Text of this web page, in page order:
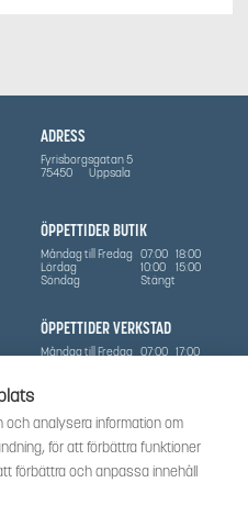
analysera information om
för att förbättra funktioner
förbättra och anpassa innehåll
ÖPPETTIDER BUTIK
Måndag till Fredag 07:00 18:00
Lördag
10:00
15:00
Söndag
Stängt
ÖPPETTIDER VERKSTAD
Måndag till Fredag 07:00 17:00
ADRESS
Fyrisborgsgatan 5
75450
Uppsala
till Uppsala med omnejd. Vi
samt BRP:s produktsortiment, gällande